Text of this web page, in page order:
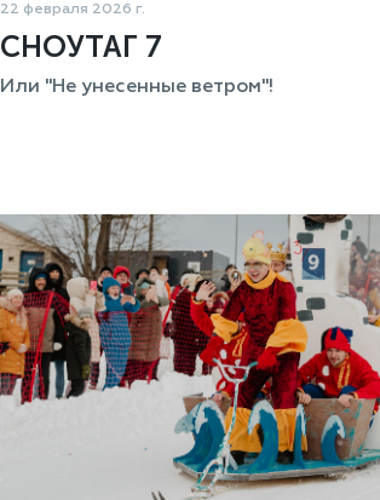
22 февраля 2026 г.
СНОУТАГ 7
Или "Не унесенные ветром"!